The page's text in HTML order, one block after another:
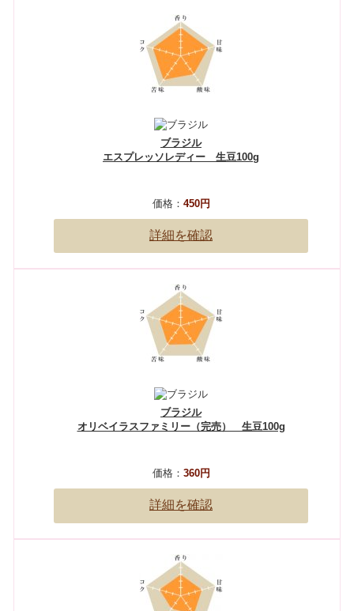
ブラジル
エスプレッソレディー 生豆100g
価格： 450円
詳細を確認
ブラジル
オリベイラスファミリー（完売） 生豆100g
価格： 360円
詳細を確認